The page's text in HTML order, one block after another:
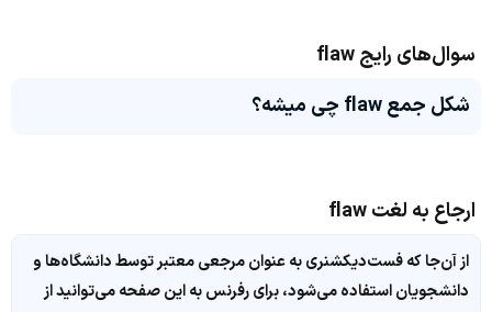
سوال‌های رایج flaw
شکل جمع flaw چی میشه؟
ارجاع به لغت flaw
از آن‌جا که فست‌دیکشنری به عنوان مرجعی معتبر توسط دانشگاه‌ها و
دانشجویان استفاده می‌شود، برای رفرنس به این صفحه می‌توانید از